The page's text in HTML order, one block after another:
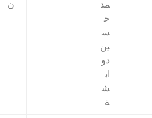
مد
ح
س
ين
دو
اب
ش
ة
ن